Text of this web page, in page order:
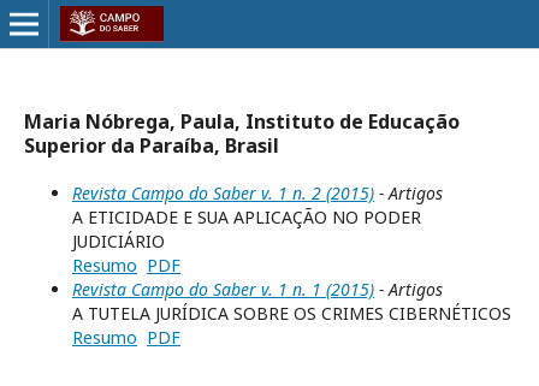
Maria Nóbrega, Paula, Instituto de Educação
Superior da Paraíba, Brasil
Revista Campo do Saber v. 1 n. 2 (2015) - Artigos
A ETICIDADE E SUA APLICAÇÃO NO PODER
JUDICIÁRIO
Resumo PDF
Revista Campo do Saber v. 1 n. 1 (2015) - Artigos
A TUTELA JURÍDICA SOBRE OS CRIMES CIBERNÉTICOS
Resumo PDF